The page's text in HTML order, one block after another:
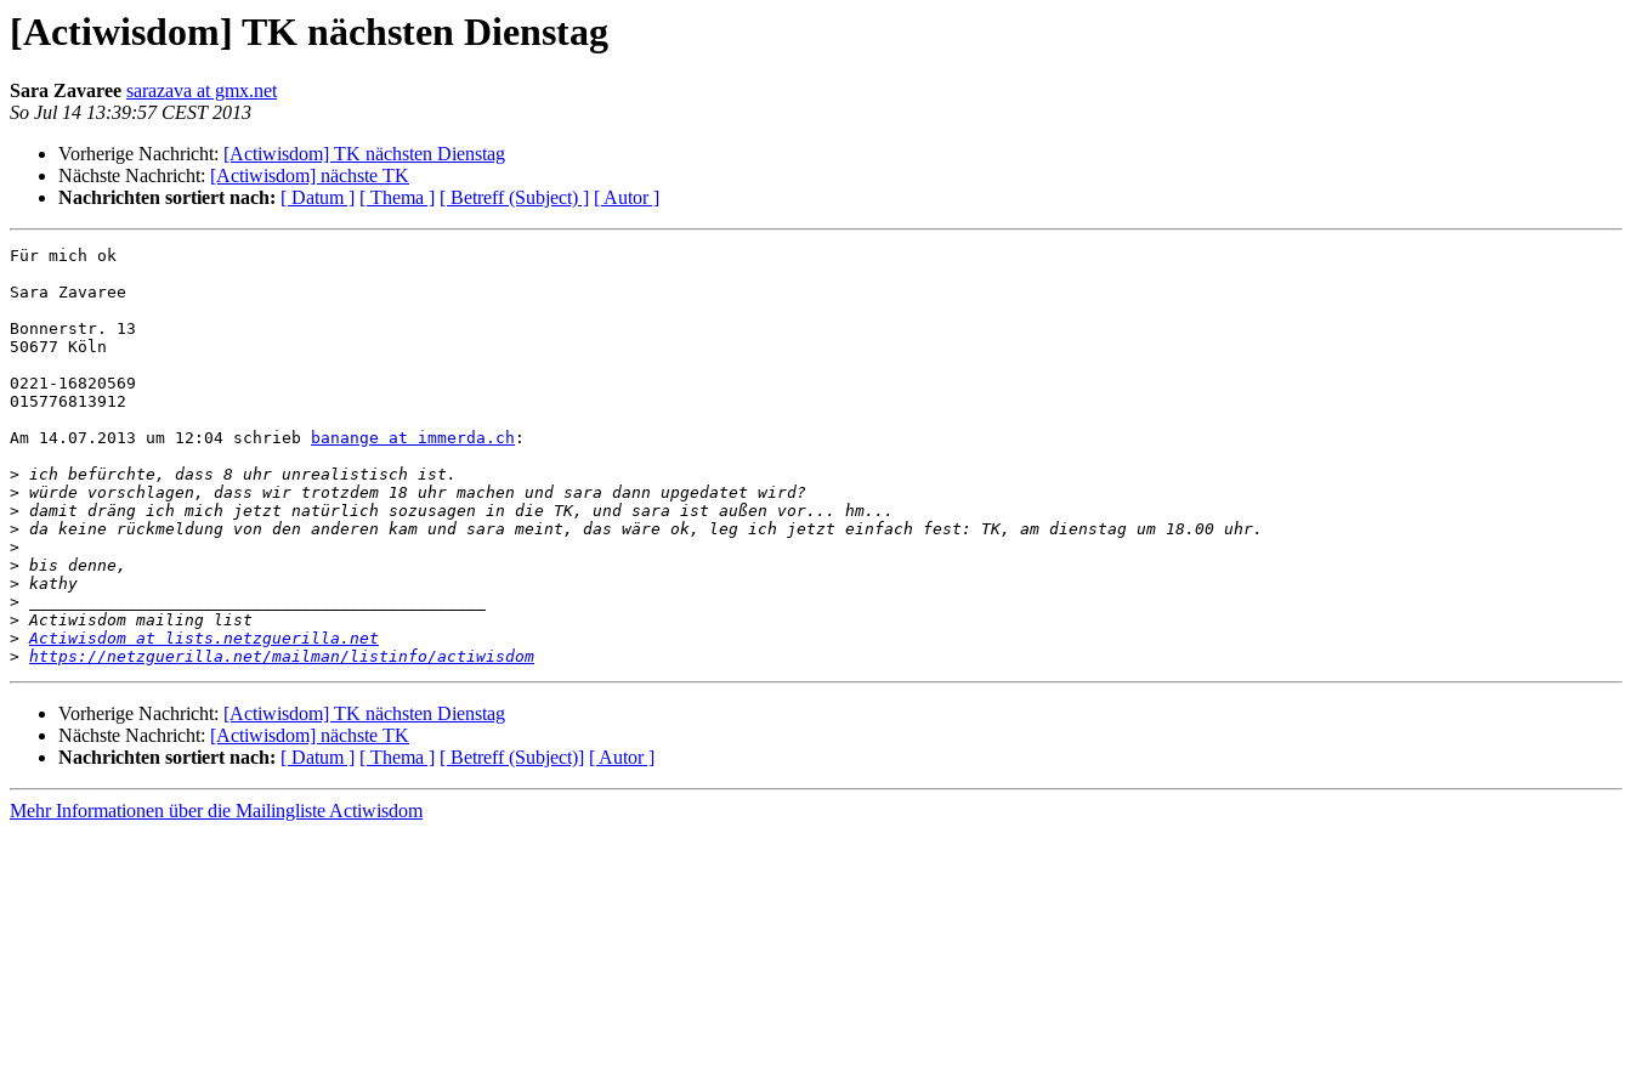
[Actiwisdom] TK nächsten Dienstag
Sara Zavaree sarazava at gmx.net
So Jul 14 13:39:57 CEST 2013
Vorherige Nachricht: [Actiwisdom] TK nächsten Dienstag
Nächste Nachricht: [Actiwisdom] nächste TK
Nachrichten sortiert nach: [ Datum ] [ Thema ] [ Betreff (Subject) ] [ Autor ]
Für mich ok
Sara Zavaree
Bonnerstr. 13
50677 Köln
0221-16820569
015776813912
Am 14.07.2013 um 12:04 schrieb
banange at immerda.ch :
>
>
>
>
>
>
>
>
>
> Actiwisdom at lists.netzguerilla.net
> https://netzguerilla.net/mailman/listinfo/actiwisdom
Vorherige Nachricht: [Actiwisdom] TK nächsten Dienstag
Nächste Nachricht: [Actiwisdom] nächste TK
Nachrichten sortiert nach: [ Datum ] [ Thema ] [ Betreff (Subject)] [ Autor ]
Mehr Informationen über die Mailingliste Actiwisdom